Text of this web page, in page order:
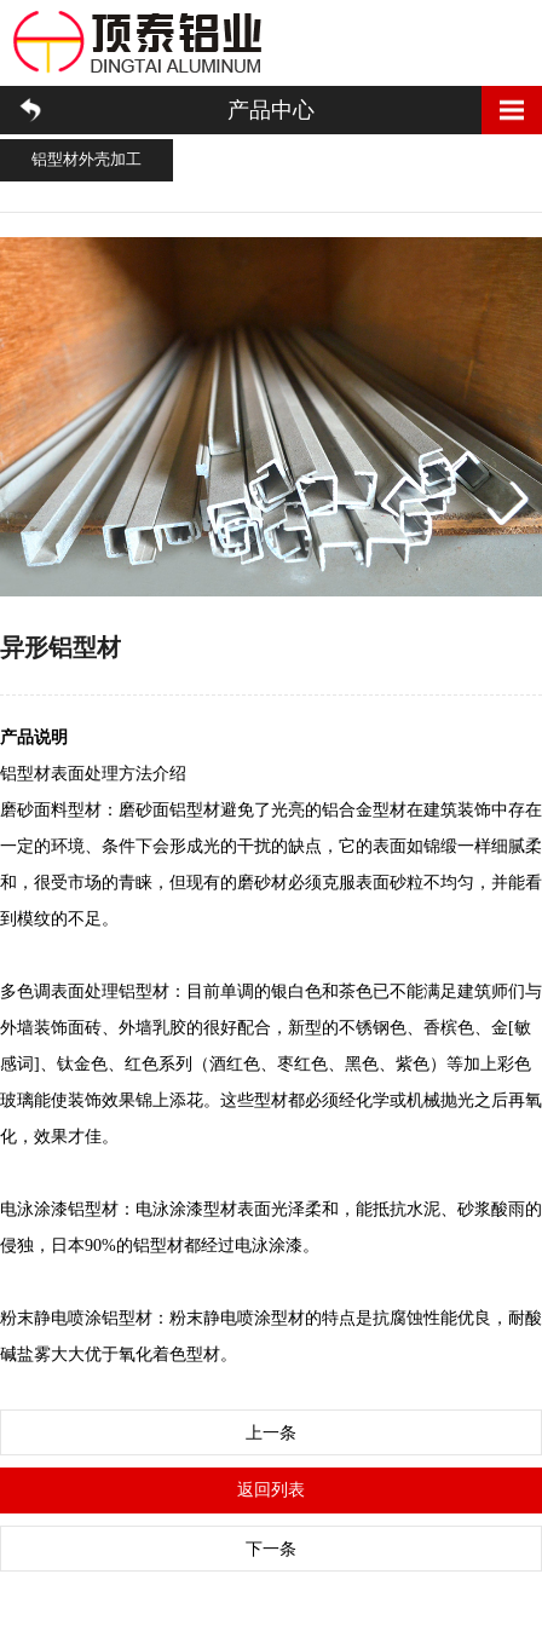
产品中心
铝型材外壳加工
异形铝型材
产品说明
铝型材表面处理方法介绍
磨砂面料型材：磨砂面铝型材避免了光亮的铝合金型材在建筑装饰中存在
一定的环境、条件下会形成光的干扰的缺点，它的表面如锦缎一样细腻柔
和，很受市场的青睐，但现有的磨砂材必须克服表面砂粒不均匀，并能看
到模纹的不足。
多色调表面处理铝型材：目前单调的银白色和茶色已不能满足建筑师们与
外墙装饰面砖、外墙乳胶的很好配合，新型的不锈钢色、香槟色、金[敏
感词]、钛金色、红色系列（酒红色、枣红色、黑色、紫色）等加上彩色
玻璃能使装饰效果锦上添花。这些型材都必须经化学或机械抛光之后再氧
化，效果才佳。
电泳涂漆铝型材：电泳涂漆型材表面光泽柔和，能抵抗水泥、砂浆酸雨的
侵独，日本90%的铝型材都经过电泳涂漆。
粉末静电喷涂铝型材：粉末静电喷涂型材的特点是抗腐蚀性能优良，耐酸
碱盐雾大大优于氧化着色型材。
上一条
返回列表
下一条